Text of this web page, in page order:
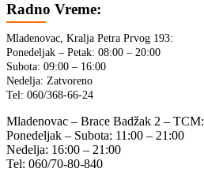
Radno Vreme:
Mladenovac, Kralja Petra Prvog 193:
Ponedeljak – Petak: 08:00 – 20:00
Subota: 09:00 – 16:00
Nedelja: Zatvoreno
Tel: 060/368-66-24
Mladenovac – Brace Badžak 2 – TCM:
Ponedeljak – Subota: 11:00 – 21:00
Nedelja: 16:00 – 21:00
Tel: 060/70-80-840